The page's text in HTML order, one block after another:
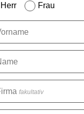
Herr Frau
fakultativ